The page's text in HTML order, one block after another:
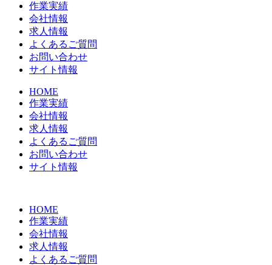
作業実績
会社情報
求人情報
よくあるご質問
お問い合わせ
サイト情報
HOME
作業実績
会社情報
求人情報
よくあるご質問
お問い合わせ
サイト情報
HOME
作業実績
会社情報
求人情報
よくあるご質問